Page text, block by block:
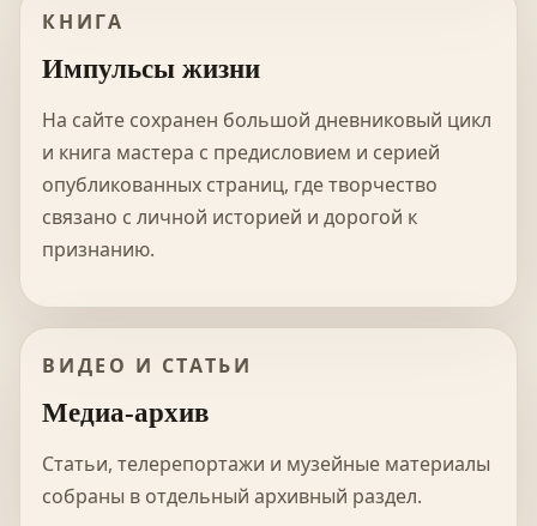
КНИГА
Импульсы жизни
На сайте сохранен большой дневниковый цикл
и книга мастера с предисловием и серией
опубликованных страниц, где творчество
связано с личной историей и дорогой к
признанию.
ВИДЕО И СТАТЬИ
Медиа-архив
Статьи, телерепортажи и музейные материалы
собраны в отдельный архивный раздел.